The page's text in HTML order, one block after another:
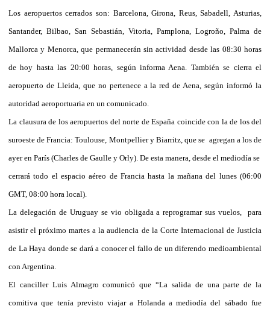
Los aeropuertos cerrados son: Barcelona, Girona, Reus, Sabadell, Asturias,
Santander, Bilbao, San Sebastián, Vitoria, Pamplona, Logroño, Palma de
Mallorca y Menorca, que permanecerán sin actividad desde las 08:30 horas
de hoy hasta las 20:00 horas, según informa Aena. También se cierra el
aeropuerto de Lleida, que no pertenece a la red de Aena, según informó la
autoridad aeroportuaria en un comunicado.
La clausura de los aeropuertos del norte de España coincide con la de los del
suroeste de Francia: Toulouse, Montpellier y Biarritz, que se agregan a los de
ayer en París (Charles de Gaulle y Orly). De esta manera, desde el mediodía se
cerrará todo el espacio aéreo de Francia hasta la mañana del lunes (06:00
GMT, 08:00 hora local).
La delegación de Uruguay se vio obligada a reprogramar sus vuelos, para
asistir el próximo martes a la audiencia de la Corte Internacional de Justicia
de La Haya donde se dará a conocer el fallo de un diferendo medioambiental
con Argentina.
El canciller Luis Almagro comunicó que “La salida de una parte de la
comitiva que tenía previsto viajar a Holanda a mediodía del sábado fue